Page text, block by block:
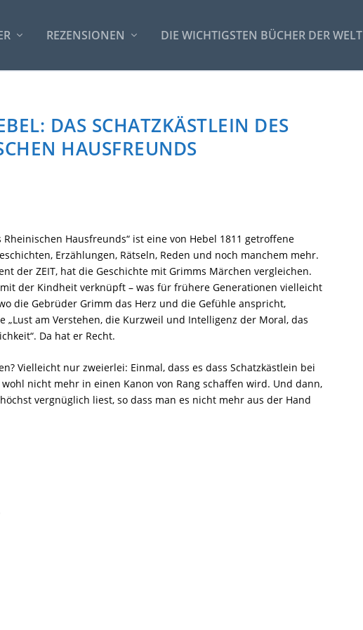
REZENSIONEN DIE WICHTIGSTEN BÜCHER DER WELT
DAS SCHATZKÄSTLEIN DES
HAUSFREUNDS
Rheinischen Hausfreunds“ ist eine von Hebel 1811 getroffene
Erzählungen, Rätseln, Reden und noch manchem mehr.
der ZEIT, hat die Geschichte mit Grimms Märchen vergleichen.
der Kindheit verknüpft – was für frühere Generationen vielleicht
die Gebrüder Grimm das Herz und die Gefühle anspricht,
„Lust am Verstehen, die Kurzweil und Intelligenz der Moral, das
Da hat er Recht.
Vielleicht nur zweierlei: Einmal, dass es dass Schatzkästlein bei
nicht mehr in einen Kanon von Rang schaffen wird. Und dann,
vergnüglich liest, so dass man es nicht mehr aus der Hand